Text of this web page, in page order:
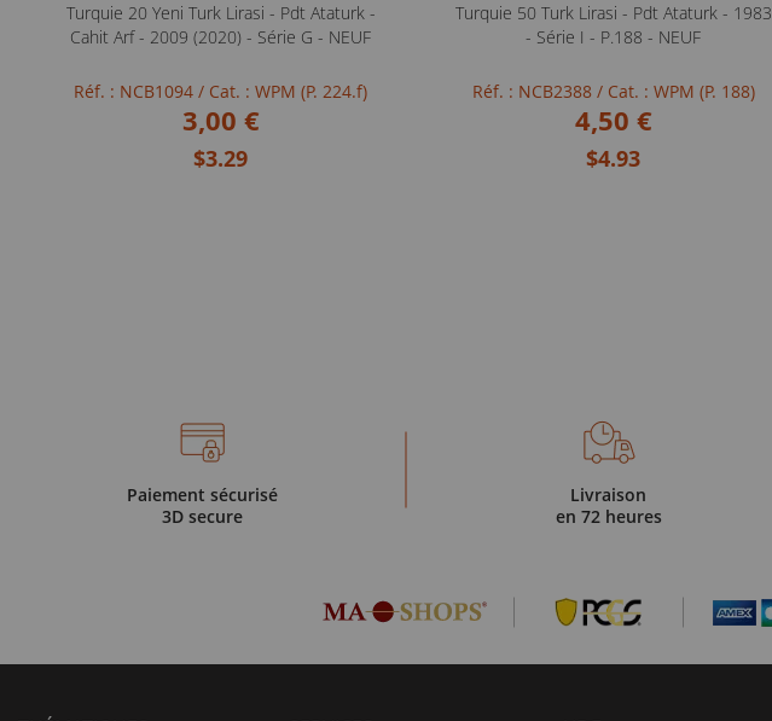
Turquie 20 Yeni Turk Lirasi - Pdt Ataturk -
Cahit Arf - 2009 (2020) - Série G - NEUF
Réf. : NCB1094 / Cat. : WPM (P. 224.f)
3,00 €
$3.29
Turquie 50 Turk Lirasi - Pdt Ataturk - 1983
- Série I - P.188 - NEUF
Réf. : NCB2388 / Cat. : WPM (P. 188)
4,50 €
$4.93
Paiement sécurisé
3D secure
Livraison
en 72 heures